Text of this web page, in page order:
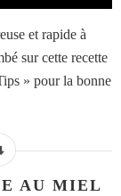
et rapide à
sur cette recette
» pour la bonne
AU MIEL